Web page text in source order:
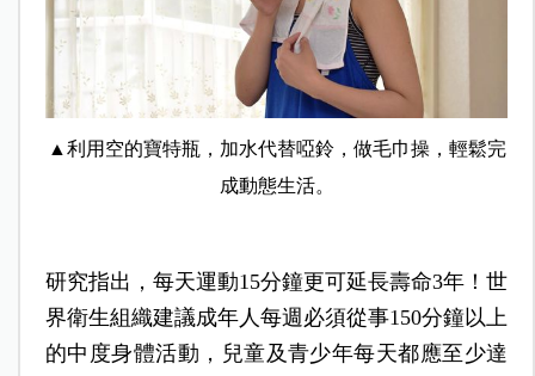
▲利用空的寶特瓶，加水代替啞鈴，做毛巾操，輕鬆完
成動態生活。
研究指出，每天運動15分鐘更可延長壽命3年！世
界衛生組織建議成年人每週必須從事150分鐘以上
的中度身體活動，兒童及青少年每天都應至少達